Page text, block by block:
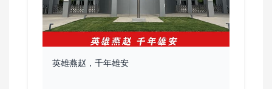
英雄燕赵，千年雄安